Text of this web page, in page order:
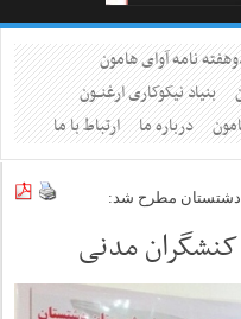
نامه آوای هامون
بنیاد نیکوکاری ارغنــون
درباره ما ارتباط با ما
دشتستان مطرح شد:
کنشگران مدنی